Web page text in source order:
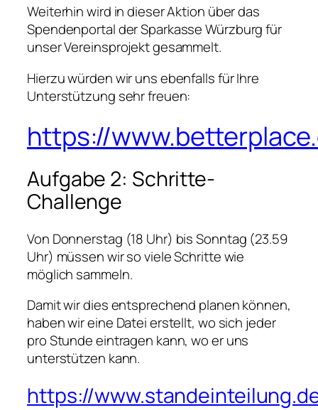
Weiterhin wird in dieser Aktion über das
Spendenportal der Sparkasse Würzburg für
unser Vereinsprojekt gesammelt.
Hierzu würden wir uns ebenfalls für Ihre
Unterstützung sehr freuen:
https://
Aufgabe 2: Schritte-
Challenge
Von Donnerstag (18 Uhr) bis Sonntag (23.59
Uhr) müssen wir so viele Schritte wie
möglich sammeln.
Damit wir dies entsprechend planen können,
haben wir eine Datei erstellt, wo sich jeder
pro Stunde eintragen kann, wo er uns
unterstützen kann.
https://